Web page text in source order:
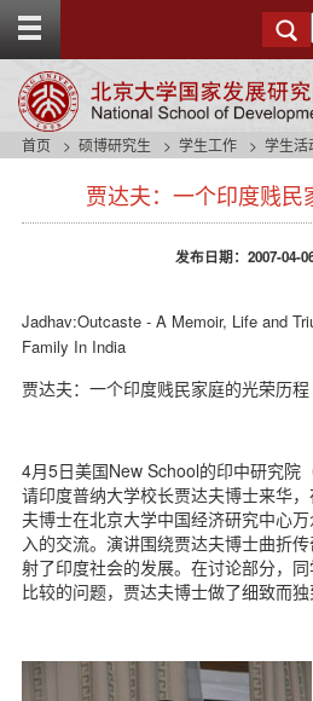
g
t
首页 硕博研究生 学生工作 学生活
贾达夫：一个印度贱民
发布日期：2007-04-
Jadhav:Outcaste - A Memoir, Life and
Family In India
贾达夫：一个印度贱民家庭的光荣历程
4月5日美国New School的印中研究院
请印度普纳大学校长贾达夫博士来华
夫博士在北京大学中国经济研究中心
入的交流。演讲围绕贾达夫博士曲折
射了印度社会的发展。在讨论部分，
比较的问题，贾达夫博士做了细致而独